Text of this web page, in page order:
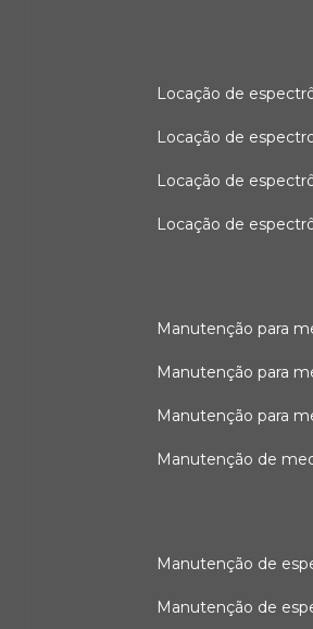
locação de
locação de
locação de
locação de
manutenção para
manutenção para
manutenção para
manutenção de
manutenção de
manutenção de